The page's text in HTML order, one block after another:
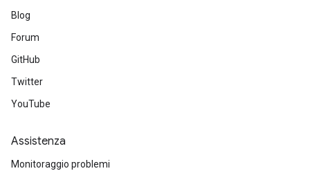
Blog
Forum
GitHub
Twitter
YouTube
Assistenza
Monitoraggio problemi